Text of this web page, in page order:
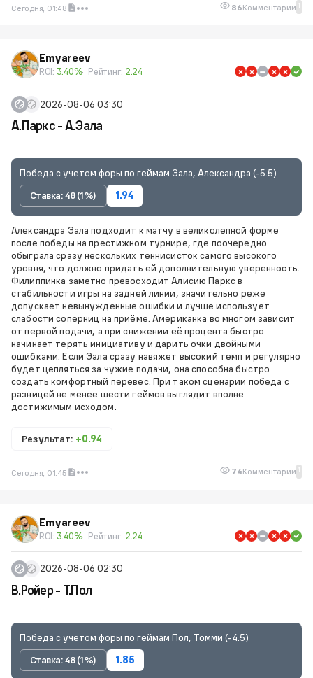
Сегодня, 01:48 86Комментарии 1
Emyareev
ROI: 3.40% Рейтинг: 2.24
2026-08-06 03:30
А.Паркс - А.Эала
Победа с учетом форы по геймам Эала, Александра (-5.5)
Ставка: 48 (1%)
1.94
Александра Эала подходит к матчу в великолепной форме
после победы на престижном турнире, где поочередно
обыграла сразу нескольких теннисисток самого высокого
уровня, что должно придать ей дополнительную уверенность.
Филиппинка заметно превосходит Алисию Паркс в
стабильности игры на задней линии, значительно реже
допускает невынужденные ошибки и лучше использует
слабости соперниц на приёме. Американка во многом зависит
от первой подачи, а при снижении её процента быстро
начинает терять инициативу и дарить очки двойными
ошибками. Если Эала сразу навяжет высокий темп и регулярно
будет цепляться за чужие подачи, она способна быстро
создать комфортный перевес. При таком сценарии победа с
разницей не менее шести геймов выглядит вполне
достижимым исходом.
Результат: +0.94
Сегодня, 01:45 74Комментарии 1
Emyareev
ROI: 3.40% Рейтинг: 2.24
2026-08-06 02:30
В.Ройер - Т.Пол
Победа с учетом форы по геймам Пол, Томми (-4.5)
Ставка: 48 (1%)
1.85